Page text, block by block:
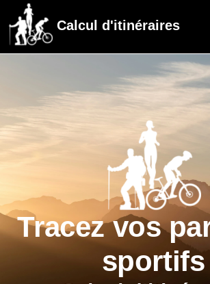
Calcul d'itinéraires
Tracez vos
sportifs